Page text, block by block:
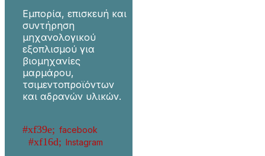
Εμπορία, επισκευή και
συντήρηση
μηχανολογικού
εξοπλισμού για
βιομηχανίες
μαρμάρου,
τσιμεντοπροϊόντων
και αδρανών υλικών.
facebook
Instagram